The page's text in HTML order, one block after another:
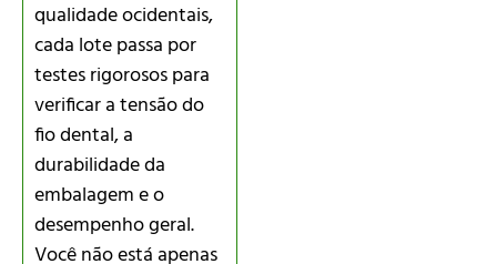
qualidade ocidentais,
cada lote passa por
testes rigorosos para
verificar a tensão do
fio dental, a
durabilidade da
embalagem e o
desempenho geral.
Você não está apenas